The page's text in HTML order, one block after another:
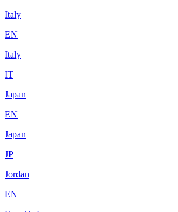
Italy
EN
Italy
IT
Japan
EN
Japan
JP
Jordan
EN